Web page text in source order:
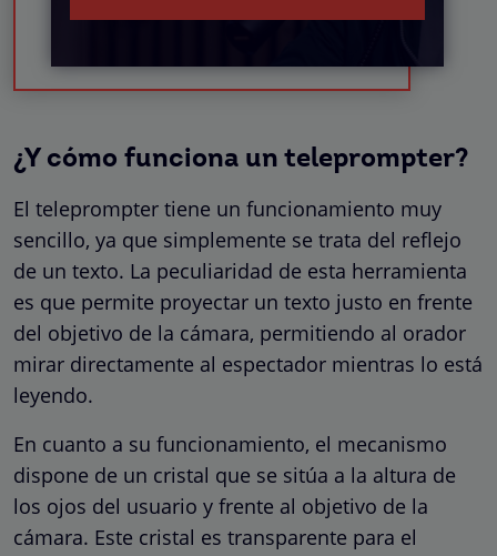
¿Y cómo funciona un teleprompter?
El teleprompter tiene un funcionamiento muy
sencillo, ya que simplemente se trata del reflejo
de un texto. La peculiaridad de esta herramienta
es que permite proyectar un texto justo en frente
del objetivo de la cámara, permitiendo al orador
mirar directamente al espectador mientras lo está
leyendo.
En cuanto a su funcionamiento, el mecanismo
dispone de un cristal que se sitúa a la altura de
los ojos del usuario y frente al objetivo de la
cámara. Este cristal es transparente para el